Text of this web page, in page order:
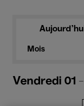
Mois
Vendredi 01